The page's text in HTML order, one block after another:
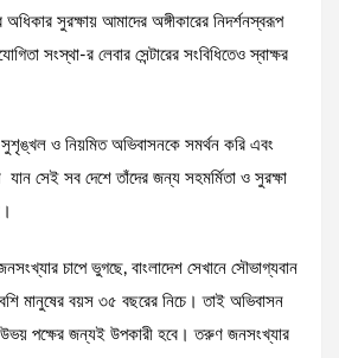
অধিকার সুরক্ষায় আমাদের অঙ্গীকারের নিদর্শনস্বরূপ
সংস্থা-র লেবার সেন্টারের সংবিধিতেও স্বাক্ষর
ও নিয়মিত অভিবাসনকে সমর্থন করি এবং
যান সেই সব দেশে তাঁদের জন্য সহমর্মিতা ও সুরক্ষা
চাপে ভুগছে, বাংলাদেশ সেখানে সৌভাগ্যবান
মানুষের বয়স ৩৫ বছরের নিচে। তাই অভিবাসন
পক্ষের জন্যই উপকারী হবে। তরুণ জনসংখ্যার